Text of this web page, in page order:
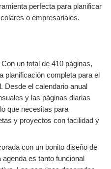
perfecta para planificar
o empresariales.
Con un total de 410 páginas,
planificación completa para el
Desde el calendario anual
y las páginas diarias
que necesitas para
y proyectos con facilidad y
con un bonito diseño de
es tanto funcional